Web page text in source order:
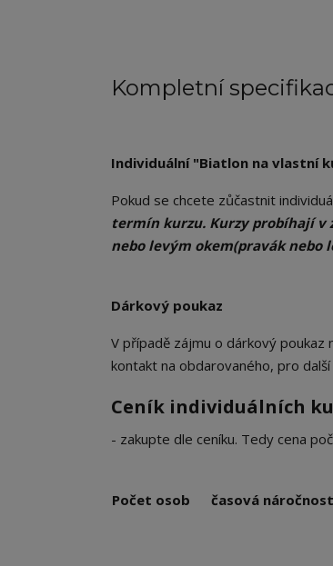
Kompletní
Individuální "Biatlon na vlastní
Pokud se chcete zůčastnit
termín kurzu. Kurzy probíhají v
nebo levým okem(pravák nebo
Dárkový poukaz
V případě zájmu o dárkový
kontakt na obdarovaného, pro
Ceník individuálních
- zakupte dle ceníku. Tedy cena
Počet osob časová náročnost